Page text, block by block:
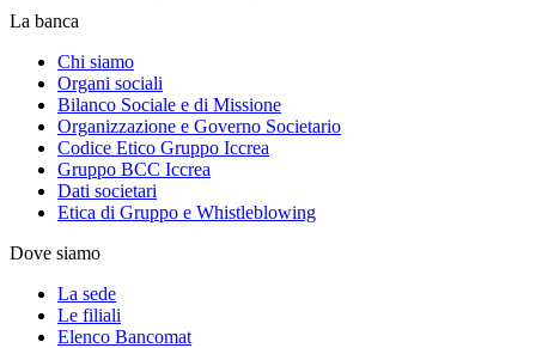
La banca
Chi siamo
Organi sociali
Bilanco Sociale e di Missione
Organizzazione e Governo Societario
Codice Etico Gruppo Iccrea
Gruppo BCC Iccrea
Dati societari
Etica di Gruppo e Whistleblowing
Dove siamo
La sede
Le filiali
Elenco Bancomat